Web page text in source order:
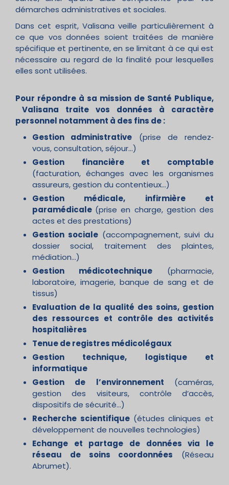
démarches administratives et sociales.
Dans cet esprit, Valisana veille particulièrement à
ce que vos données soient traitées de manière
spécifique et pertinente, en se limitant à ce qui est
nécessaire au regard de la finalité pour lesquelles
elles sont utilisées.
Pour répondre à sa mission de Santé Publique,
Valisana traite vos données à caractère
personnel notamment à des fins de :
Gestion administrative (prise de rendez‐
vous, consultation, séjour...)
Gestion financière et comptable
(facturation, échanges avec les organismes
assureurs, gestion du contentieux…)
Gestion médicale, infirmière et
paramédicale (prise en charge, gestion des
actes et des prestations)
Gestion sociale(accompagnement, suivi du
dossier social, traitement des plaintes,
médiation…)
Gestion médicotechnique (pharmacie,
laboratoire, imagerie, banque de sang et de
tissus)
Evaluation de la qualité des soins, gestion
des ressources et contrôle des activités
hospitalières
Tenue de registres médicolégaux
Gestion technique, logistique et
informatique
Gestion de l’environnement (caméras,
gestion des visiteurs, contrôle d’accès,
dispositifs de sécurité…)
Recherche scientifique (études cliniques et
développement de nouvelles technologies)
Echange et partage de données via le
réseau de soins coordonnées (Réseau
Abrumet).